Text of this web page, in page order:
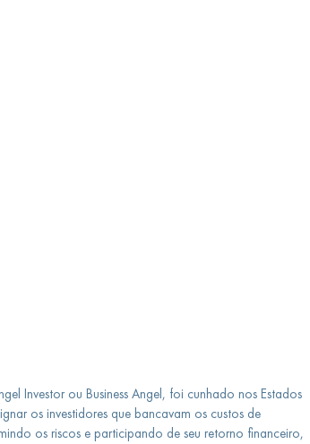
Investor ou Business Angel, foi cunhado nos Estados
os investidores que bancavam os custos de
os riscos e participando de seu retorno financeiro,